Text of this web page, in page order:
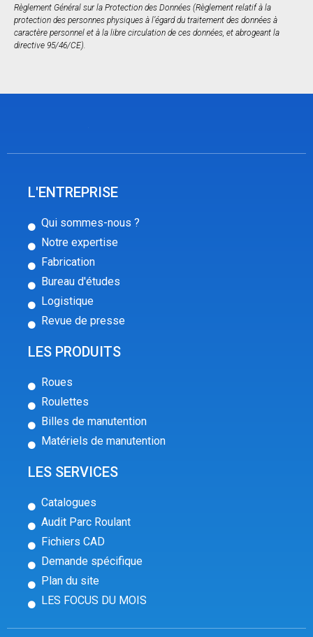
Règlement Général sur la Protection des Données (Règlement relatif à la
protection des personnes physiques à l’égard du traitement des données à
caractère personnel et à la libre circulation de ces données, et abrogeant la
directive 95/46/CE).
L'ENTREPRISE
Qui sommes-nous ?
Notre expertise
Fabrication
Bureau d'études
Logistique
Revue de presse
LES PRODUITS
Roues
Roulettes
Billes de manutention
Matériels de manutention
LES SERVICES
Catalogues
Audit Parc Roulant
Fichiers CAD
Demande spécifique
Plan du site
LES FOCUS DU MOIS